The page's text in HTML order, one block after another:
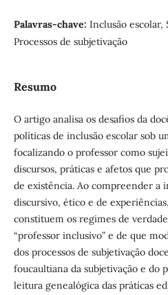
Palavras-chave: Inclusão escolar,
Processos de subjetivação
Resumo
O artigo analisa os desafios da
políticas de inclusão escolar sob
focalizando o professor como
discursos, práticas e afetos que
de existência. Ao compreender a
discursivo, ético e de
constituem os regimes de
“professor inclusivo” e de que
dos processos de subjetivação
foucaultiana da subjetivação e do
leitura genealógica das práticas